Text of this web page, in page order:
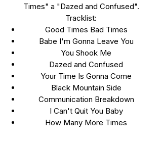
Times" a "Dazed and Confused".
Tracklist:
Good Times Bad Times
Babe I'm Gonna Leave You
You Shook Me
Dazed and Confused
Your Time Is Gonna Come
Black Mountain Side
Communication Breakdown
I Can't Quit You Baby
How Many More Times